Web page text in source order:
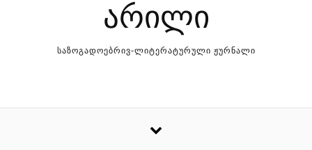
არილი
საზოგადოებრივ-ლიტერატურული ჟურნალი